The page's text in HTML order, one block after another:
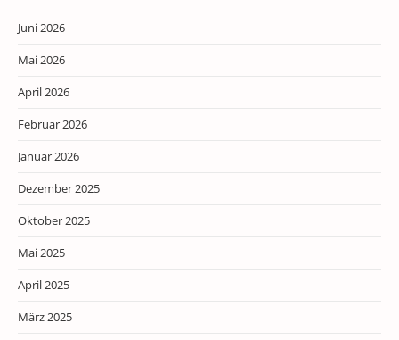
Juni 2026
Mai 2026
April 2026
Februar 2026
Januar 2026
Dezember 2025
Oktober 2025
Mai 2025
April 2025
März 2025